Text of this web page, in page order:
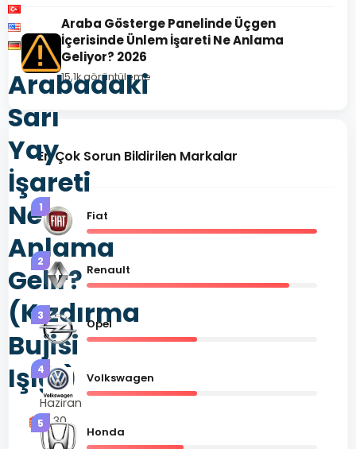
Arabadaki
Sarı
Yay
İşareti
Ne
Anlama
Gelir?
(Kızdırma
Bujisi
Işığı)
Haziran
30,
2025
Araba Gösterge Panelinde Üçgen
İçerisinde Ünlem İşareti Ne Anlama
Geliyor? 2026
15,1k görüntüleme
En Çok Sorun Bildirilen Markalar
1
Fiat
2
Renault
3
Opel
4
Volkswagen
5
Honda